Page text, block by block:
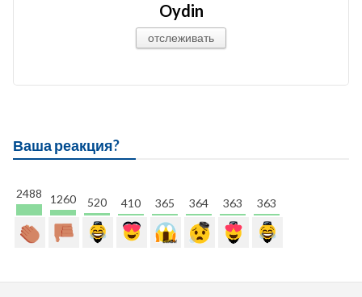
Oydin
отслеживать
Ваша реакция?
2488 1260 520 410 365 364 363 363